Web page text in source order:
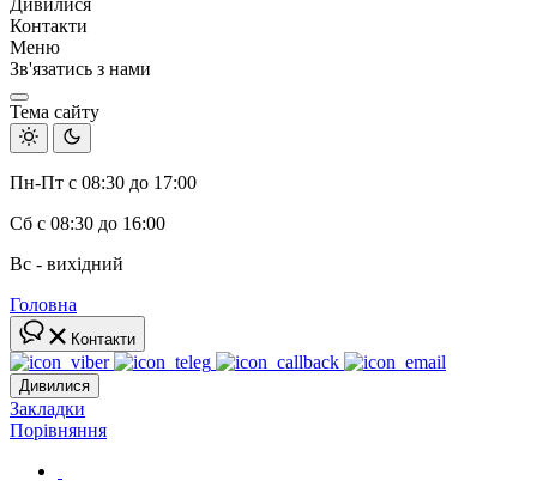
Дивилися
Контакти
Меню
Зв'язатись з нами
Тема сайту
Пн-Пт с 08:30 до 17:00
Сб с 08:30 до 16:00
Вс - вихідний
Головна
Контакти
Дивилися
Закладки
Порівняння